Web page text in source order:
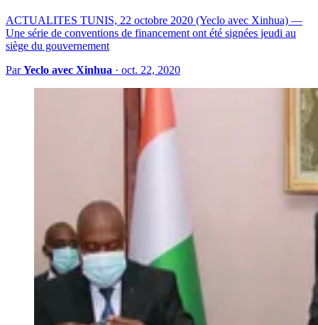
ACTUALITES TUNIS, 22 octobre 2020 (Yeclo avec Xinhua) —
Une série de conventions de financement ont été signées jeudi au
siège du gouvernement
ParYeclo avec Xinhua · oct. 22, 2020